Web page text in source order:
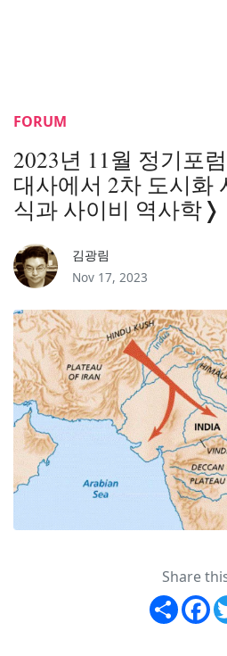
FORUM
2023년 11월 정기포
대사에서 2차 도시화
식과 사이비 역사학❭
김광림
Nov 17, 2023
Share
Share